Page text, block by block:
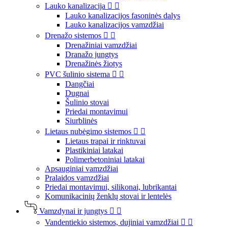
Lauko kanalizacija  
Lauko kanalizacijos fasoninės dalys
Lauko kanalizacijos vamzdžiai
Drenažo sistemos  
Drenažiniai vamzdžiai
Dranažo jungtys
Drenažinės žiotys
PVC šulinio sistema  
Dangčiai
Dugnai
Šulinio stovai
Priedai montavimui
Siurblinės
Lietaus nubėgimo sistemos  
Lietaus trapai ir rinktuvai
Plastikiniai latakai
Polimerbetoniniai latakai
Apsauginiai vamzdžiai
Pralaidos vamzdžiai
Priedai montavimui, silikonai, lubrikantai
Komunikacinių ženklų stovai ir lentelės
Vamzdynai ir jungtys  
Vandentiekio sistemos, dujiniai vamzdžiai  